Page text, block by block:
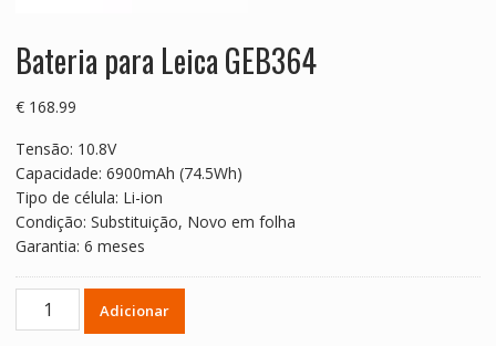
Bateria para Leica GEB364
€168.99
Tensão: 10.8V
Capacidade: 6900mAh (74.5Wh)
Tipo de célula: Li-ion
Condição: Substituição, Novo em folha
Garantia: 6 meses
Quantidade
Adicionar